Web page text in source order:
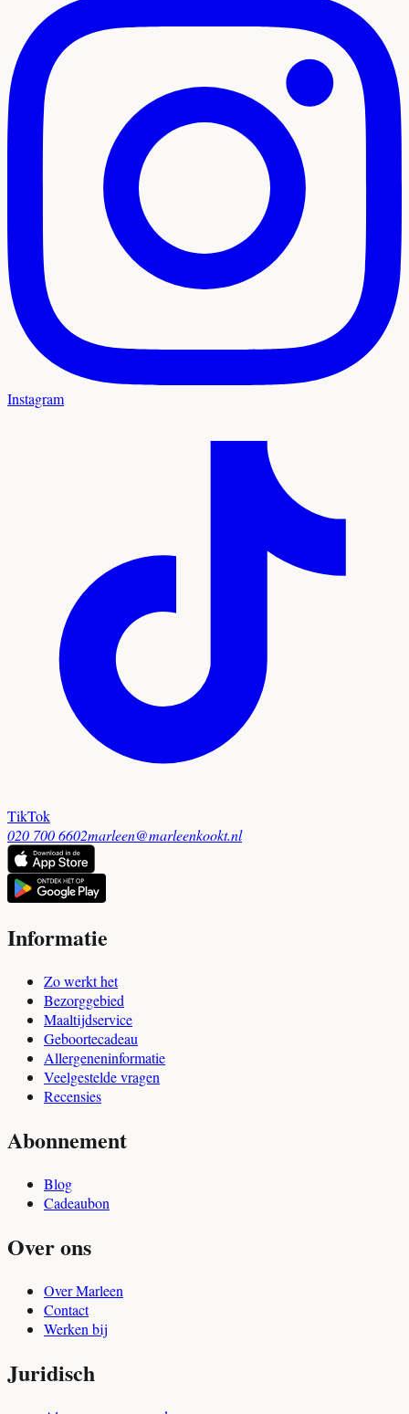
Instagram
TikTok
020 700 6602marleen@marleenkookt.nl
Informatie
Zo werkt het
Bezorggebied
Maaltijdservice
Geboortecadeau
Allergeneninformatie
Veelgestelde vragen
Recensies
Abonnement
Blog
Cadeaubon
Over ons
Over Marleen
Contact
Werken bij
Juridisch